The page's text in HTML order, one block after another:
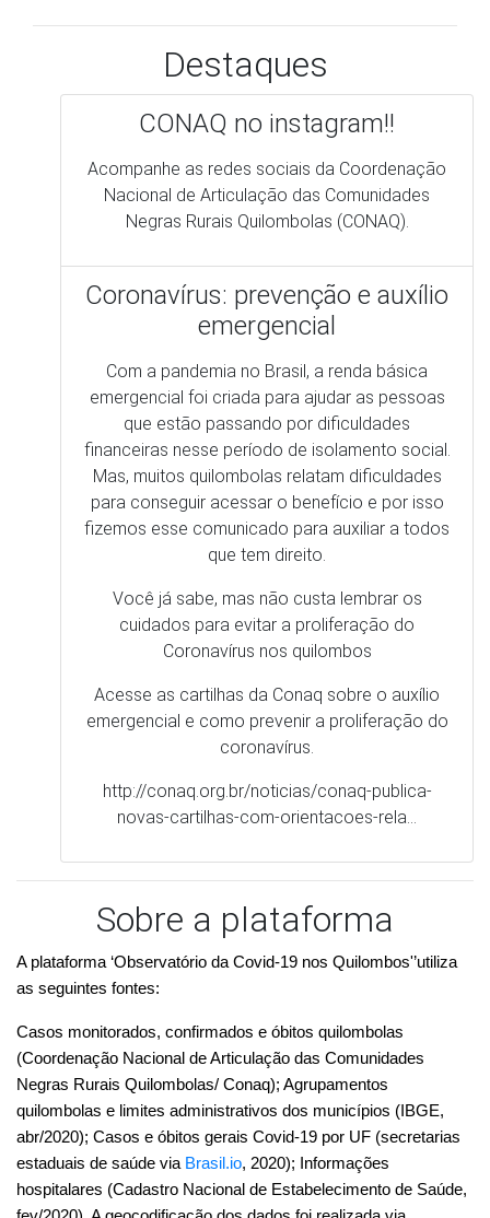
Coronavírus: prevenção e auxílio
emergencial
Com a pandemia no Brasil, a renda básica
emergencial foi criada para ajudar as pessoas
que estão passando por dificuldades
financeiras nesse período de isolamento social.
para conseguir acessar o benefício e por isso
fizemos esse comunicado para auxiliar a todos
que tem direito.
Você já sabe, mas não custa lembrar os
cuidados para evitar a proliferação do
Coronavírus nos quilombos
Acesse as cartilhas da Conaq sobre o auxílio
emergencial e como prevenir a proliferação do
coronavírus.
http://conaq.org.br/noticias/conaq-publica-
novas-cartilhas-com-orientacoes-rela…
Sobre a plataforma
A plataforma ‘Observatório da Covid-19 nos Quilombos'’utiliza
Casos monitorados, confirmados e óbitos quilombolas
quilombolas e limites administrativos dos municípios (IBGE,
abr/2020); Casos e óbitos gerais Covid-19 por UF (secretarias
estaduais de saúde via
Brasil.io , 2020); Informações
hospitalares (Cadastro Nacional de Estabelecimento de Saúde,
fev/2020). A geocodificação dos dados foi realizada via
Ressaltamos que apesar da previsão constitucional de titulação
dos territórios quilombolas, até hoje o Estado brasileiro não
cumpriu seus deveres no que tange ao reconhecimento das
comunidades e titulação de seus territórios tradicionais
coletivos.
O IBGE realizou um amplo levantamento para identificar as